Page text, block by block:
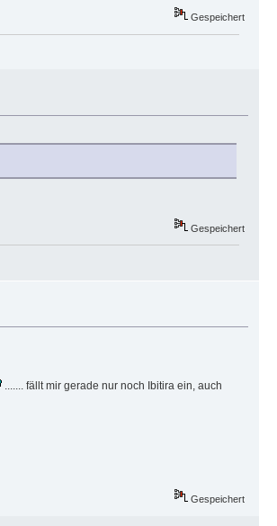
Gespeichert
Gespeichert
....... fällt mir gerade nur noch Ibitira ein, auch
Gespeichert